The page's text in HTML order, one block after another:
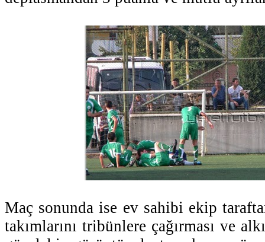
Maç sonunda ise ev sahibi ekip
takımlarını tribünlere çağırması ve